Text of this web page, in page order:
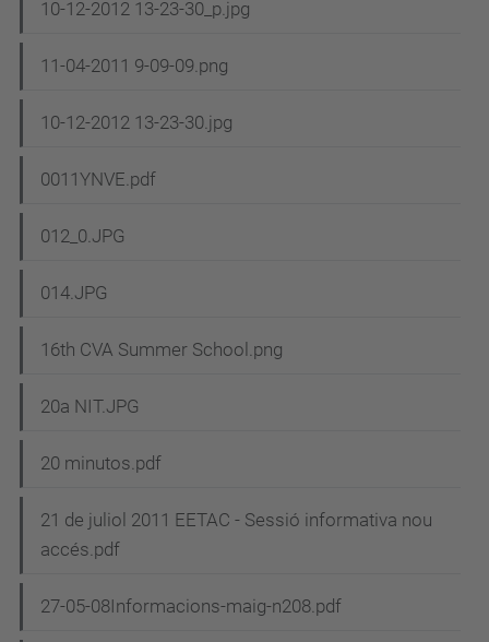
10-12-2012 13-23-30_p.jpg
11-04-2011 9-09-09.png
10-12-2012 13-23-30.jpg
0011YNVE.pdf
012_0.JPG
014.JPG
16th CVA Summer School.png
20a NIT.JPG
20 minutos.pdf
21 de juliol 2011 EETAC - Sessió informativa nou
accés.pdf
27-05-08Informacions-maig-n208.pdf